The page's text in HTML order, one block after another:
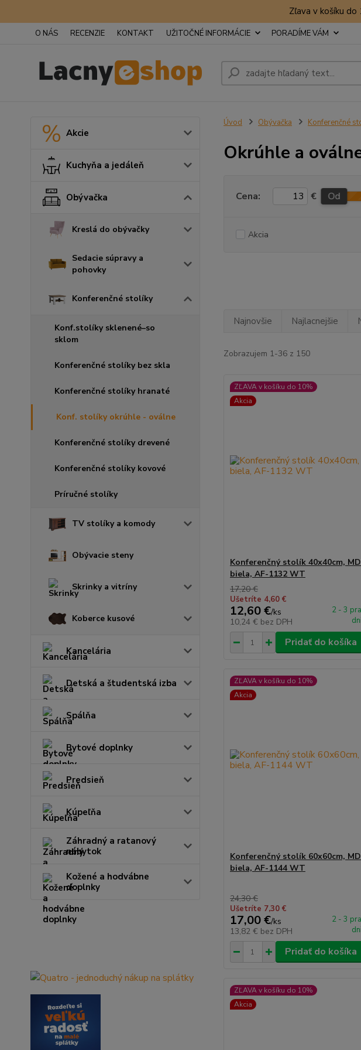
Zľava v košíku
O NÁS RECENZIE KONTAKT UŽITOČNÉ INFORMÁCIE PORADÍME VÁM
Akcie
Kuchyňa a jedáleň
Obývačka
Kreslá do obývačky
Sedacie súpravy a
pohovky
Konferenčné stolíky
Konf.stolíky sklenené–so
sklom
Konferenčné stolíky bez skla
Konferenčné stolíky hranaté
Konf. stolíky okrúhle - oválne
Konferenčné stolíky drevené
Konferenčné stolíky kovové
Príručné stolíky
TV stolíky a komody
Obývacie steny
Skrinky a vitríny
Koberce kusové
Kancelária
Detská a študentská izba
Spálňa
Bytové doplnky
Predsieň
Kúpeľňa
Záhradný a ratanový
nábytok
Kožené a hodvábne
doplnky
Úvod Obývačka Konferenčné
Okrúhle a
Cena: € Od
Akcia
Najnovšie Najlacnejšie
Zobrazujem 1-36 z 150
ZĽAVA v košíku do 10%
Akcia
Konferenčný stolík 40x40cm,
biela, AF-1132 WT
17,20 €
Ušetríte 4,60 €
12,60 €/ks
10,24 € bez DPH
2 - 3
dni
Pridať do košíka
ZĽAVA v košíku do 10%
Akcia
Konferenčný stolík 60x60cm,
biela, AF-1144 WT
24,30 €
Ušetríte 7,30 €
17,00 €/ks
13,82 € bez DPH
2 - 3
dni
Pridať do košíka
ZĽAVA v košíku do 10%
Akcia